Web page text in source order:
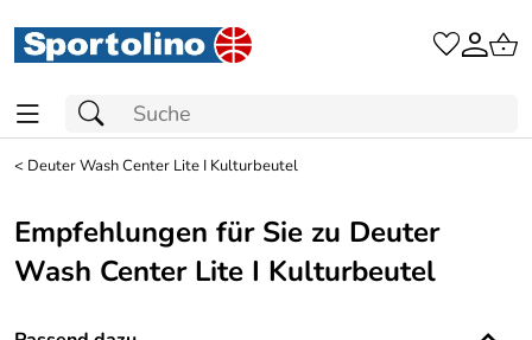
< Deuter Wash Center Lite I Kulturbeutel
Empfehlungen für Sie zu Deuter
Wash Center Lite I Kulturbeutel